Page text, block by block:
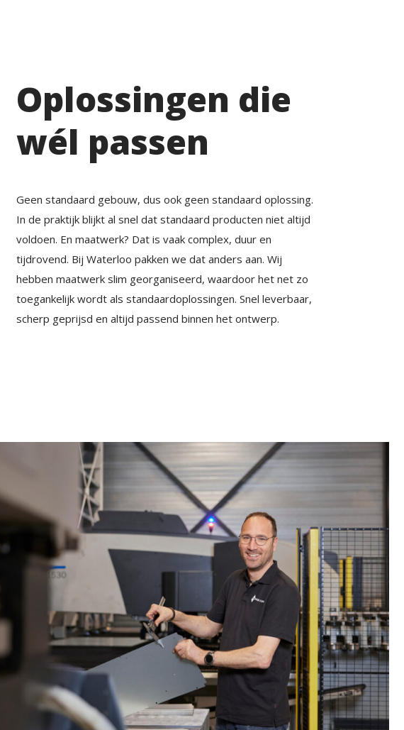
Oplossingen die
wél passen
Geen standaard gebouw, dus ook geen standaard oplossing.
In de praktijk blijkt al snel dat standaard producten niet altijd
voldoen. En maatwerk? Dat is vaak complex, duur en
tijdrovend. Bij Waterloo pakken we dat anders aan. Wij
hebben maatwerk slim georganiseerd, waardoor het net zo
toegankelijk wordt als standaardoplossingen. Snel leverbaar,
scherp geprijsd en altijd passend binnen het ontwerp.